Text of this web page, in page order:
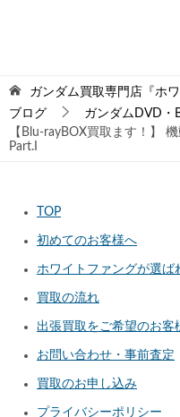
ガンダム買取専門店『ホ
ブログ
ガンダムDVD・
【Blu-rayBOX買取ます！】
Part.I
TOP
初めてのお客様へ
ホワイトファングが選ば
買取の流れ
出張買取をご希望のお客
お問い合わせ・事前査定
買取のお申し込み
プライバシーポリシー